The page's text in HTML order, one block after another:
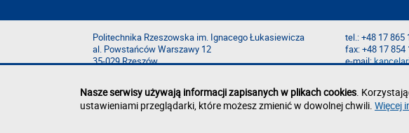
Politechnika Rzeszowska im. Ignacego Łukasiewicza
al. Powstańców Warszawy 12
35-029 Rzeszów
tel.: +48 17 865
fax: +48 17 854
e-mail:
Nasze serwisy używają informacji zapisanych w plikach cookies.
ustawieniami przeglądarki, które możesz zmienić w dowolnej chwili. Więcej